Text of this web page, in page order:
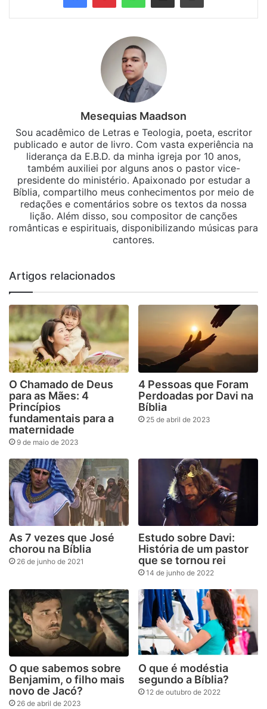
Mesequias Maadson
Sou acadêmico de Letras e Teologia, poeta, escritor
publicado e autor de livro. Com vasta experiência na
liderança da E.B.D. da minha igreja por 10 anos,
também auxiliei por alguns anos o pastor vice-
presidente do ministério. Apaixonado por estudar a
Bíblia, compartilho meus conhecimentos por meio de
redações e comentários sobre os textos da nossa
lição. Além disso, sou compositor de canções
românticas e espirituais, disponibilizando músicas para
cantores.
Artigos relacionados
O Chamado de Deus
para as Mães: 4
Princípios
fundamentais para a
maternidade
9 de maio de 2023
4 Pessoas que Foram
Perdoadas por Davi na
Bíblia
25 de abril de 2023
As 7 vezes que José
chorou na Bíblia
26 de junho de 2021
Estudo sobre Davi:
História de um pastor
que se tornou rei
14 de junho de 2022
O que sabemos sobre
Benjamim, o filho mais
novo de Jacó?
26 de abril de 2023
O que é modéstia
segundo a Bíblia?
12 de outubro de 2022